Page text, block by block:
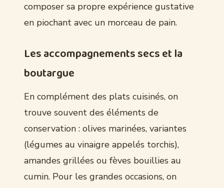
composer sa propre expérience gustative
en piochant avec un morceau de pain.
Les accompagnements secs et la
boutargue
En complément des plats cuisinés, on
trouve souvent des éléments de
conservation : olives marinées, variantes
(légumes au vinaigre appelés torchis),
amandes grillées ou fèves bouillies au
cumin. Pour les grandes occasions, on